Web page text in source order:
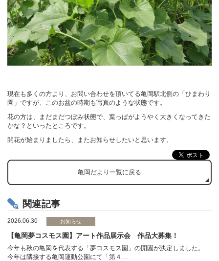
現在も多くの方より、お問い合わせを頂いてる亀岡駅北側の「ひまわり
園」ですが、このお盆の時期も写真のような状態です。
花の方は、まだまだつぼみ状態で、葉っぱがようやく大きくなってきた
かな？といったところです。
開花が始まりましたら、またお知らせしたいと思います。
亀岡だより一覧に戻る
関連記事
2026.06.30 お知らせ
【亀岡夢コスモス園】アート作品展示会 作品大募集！
今年も秋の亀岡を代表する「夢コスモス園」の開園が決定しました。
今年は隣接する亀岡運動公園にて「第４…